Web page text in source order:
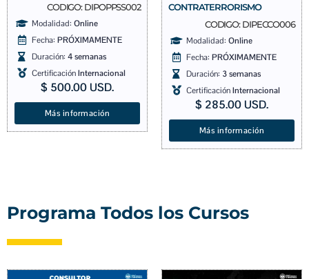
CODIGO: DIPOPPSS002
Modalidad: Online
Fecha: PRÓXIMAMENTE
Duración: 4 semanas
CertificaciónInternacional
$ 500.00 USD.
Más información
CONTRATERRORISMO
CODIGO: DIPECCO006
Modalidad: Online
Fecha: PRÓXIMAMENTE
Duración: 3 semanas
CertificaciónInternacional
$ 285.00 USD.
Más información
Programa Todos los Cursos